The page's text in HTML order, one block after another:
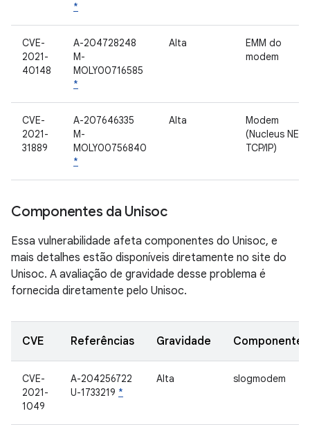
*
CVE-
2021-
40148
A-204728248
M-
MOLY00716585
*
Alta
EMM do
modem
CVE-
2021-
31889
A-207646335
M-
MOLY00756840
*
Alta
Modem
(Nucleus NET
TCP/IP)
Componentes da Unisoc
Essa vulnerabilidade afeta componentes do Unisoc, e
mais detalhes estão disponíveis diretamente no site do
Unisoc. A avaliação de gravidade desse problema é
fornecida diretamente pelo Unisoc.
CVE Referências Gravidade Componente
CVE-
2021-
1049
A-204256722
U-1733219 *
Alta slogmodem